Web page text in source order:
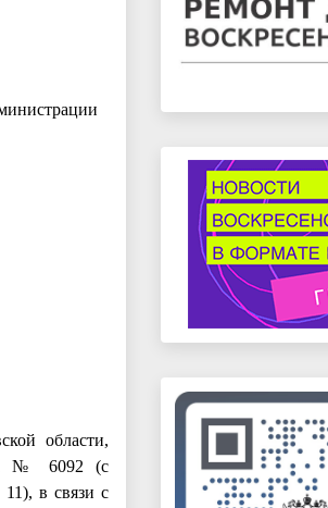
области,
№ 6092 (с
в связи с